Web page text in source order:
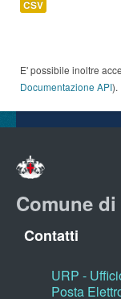
CSV
E' possibile inoltre
Documentazione API).
Comune
Contatti
URP -
Posta